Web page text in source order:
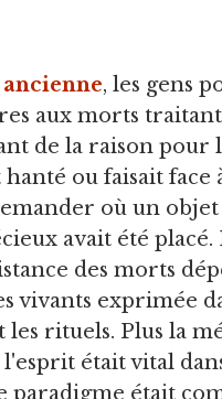
, les gens
aux morts
de la raison pour
ou faisait face
où un
avait été placé.
des morts
vivants exprimée
les rituels. Plus la
l'esprit était vital
paradigme était